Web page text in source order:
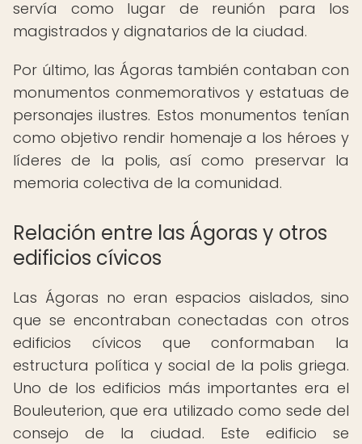
servía como lugar de reunión para los
magistrados y dignatarios de la ciudad.
Por último, las Ágoras también contaban con
monumentos conmemorativos y estatuas de
personajes ilustres. Estos monumentos tenían
como objetivo rendir homenaje a los héroes y
líderes de la polis, así como preservar la
memoria colectiva de la comunidad.
Relación entre las Ágoras y otros
edificios cívicos
Las Ágoras no eran espacios aislados, sino
que se encontraban conectadas con otros
edificios cívicos que conformaban la
estructura política y social de la polis griega.
Uno de los edificios más importantes era el
Bouleuterion, que era utilizado como sede del
consejo de la ciudad. Este edificio se